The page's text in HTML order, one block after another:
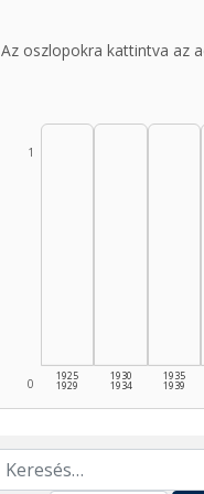
Az oszlopokra kattintva az
0
1
1925
1929
1930
1934
1935
1939